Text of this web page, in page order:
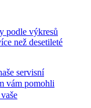
podle výkresů
než desetileté